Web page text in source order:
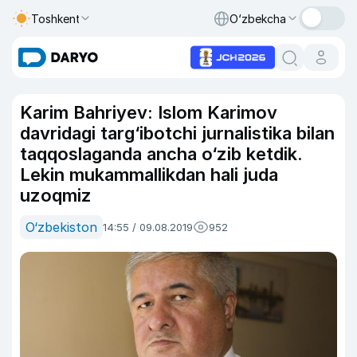
Toshkent O‘zbekcha
Karim Bahriyev: Islom Karimov
davridagi targ‘ibotchi jurnalistika bilan
taqqoslaganda ancha o‘zib ketdik.
Lekin mukammallikdan hali juda
uzoqmiz
O‘zbekiston 14:55 / 09.08.2019 952